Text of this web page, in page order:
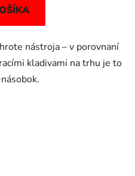
nástroja – v porovnaní
kladivami na trhu je to